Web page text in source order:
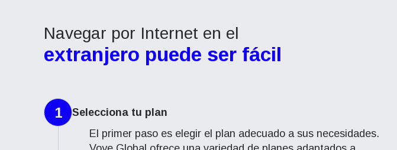
Navegar por Internet en el
extranjero puede ser fácil
1
Selecciona tu plan
El primer paso es elegir el plan adecuado a sus necesidades.